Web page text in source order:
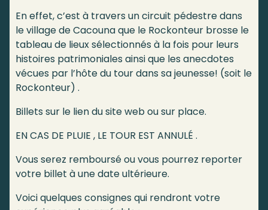
En effet, c’est à travers un circuit pédestre dans
le village de Cacouna que le Rockonteur brosse le
tableau de lieux sélectionnés à la fois pour leurs
histoires patrimoniales ainsi que les anecdotes
vécues par l’hôte du tour dans sa jeunesse! (soit le
Rockonteur) .
Billets sur le lien du site web ou sur place.
EN CAS DE PLUIE , LE TOUR EST ANNULÉ .
Vous serez remboursé ou vous pourrez reporter
votre billet à une date ultérieure.
Voici quelques consignes qui rendront votre